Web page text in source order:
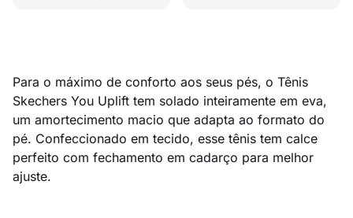
Para o máximo de conforto aos seus pés, o Tênis
Skechers You Uplift tem solado inteiramente em eva,
um amortecimento macio que adapta ao formato do
pé. Confeccionado em tecido, esse tênis tem calce
perfeito com fechamento em cadarço para melhor
ajuste.